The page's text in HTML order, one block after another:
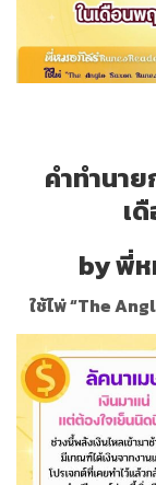
คำทำนา
เ
byพี่
ใช้ไพ่“The